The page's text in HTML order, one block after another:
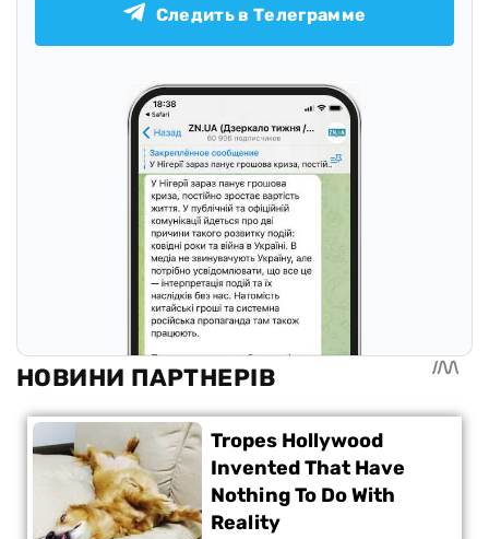
Следить в Телеграмме